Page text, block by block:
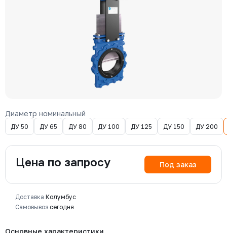
Диаметр номинальный
ДУ 50 ДУ 65 ДУ 80 ДУ 100 ДУ 125 ДУ 150 ДУ 200
Основные характеристики
Цена по запросу Под заказ
Доставка Колумбус
Самовывоз сегодня